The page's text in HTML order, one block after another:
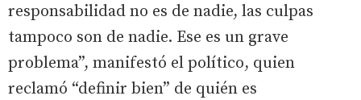
responsabilidad no es de nadie, las culpas
tampoco son de nadie. Ese es un grave
problema”, manifestó el político, quien
reclamó “definir bien” de quién es